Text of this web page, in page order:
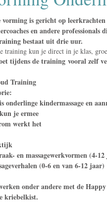
vorming is gericht op
en andere professionals
bestaat uit drie uur.
training kun je direct in je klas,
tijdens de training vooral zelf
Training
onderlinge kindermassage en
je ermee
werkt het
en massagewerkvormen (4-
(0-6 en van 6-12 jaar)
onder andere met de
kriebelkist.